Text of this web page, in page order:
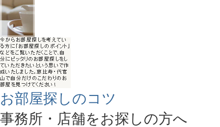
お部屋探しのコツ
事務所・店舗をお探しの方へ